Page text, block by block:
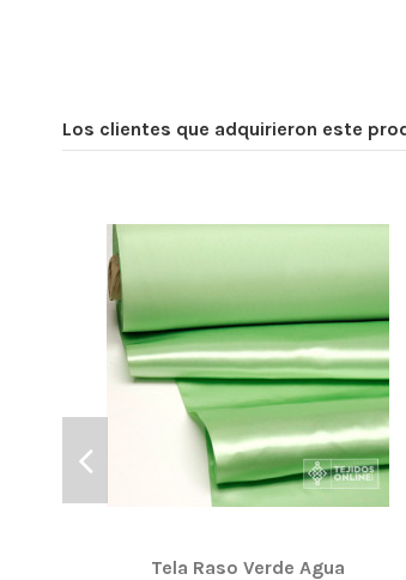
Los clientes que adquirieron este
Tela Raso Verde Agua